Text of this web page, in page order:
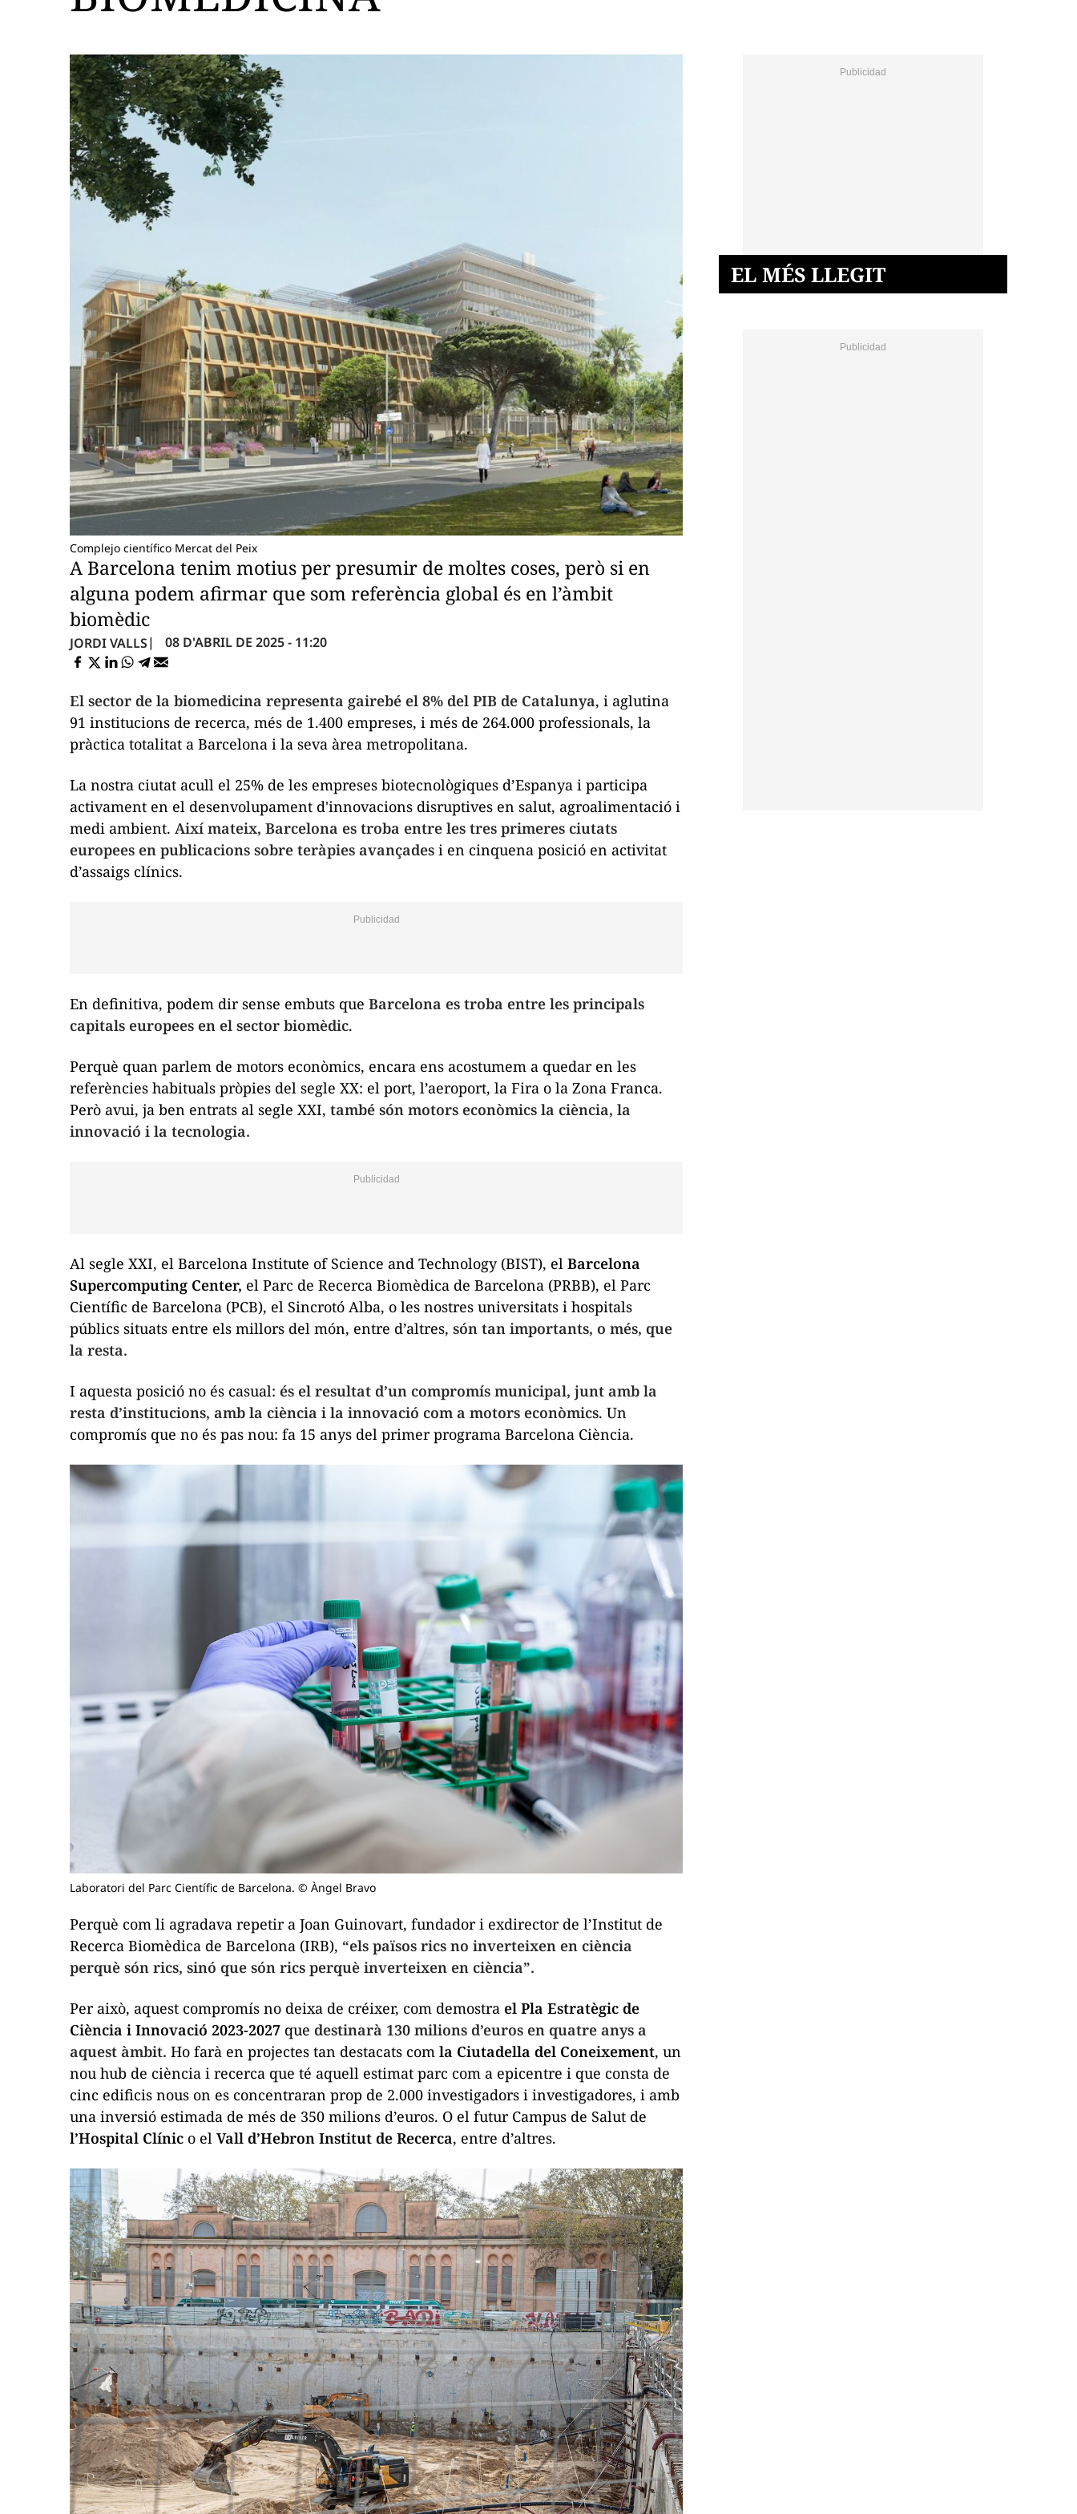
Complejo científico Mercat del Peix
A Barcelona tenim motius per presumir de moltes coses, però si en
alguna podem afirmar que som referència global és en l’àmbit
biomèdic
JORDI VALLS 08 D'ABRIL DE 2025 - 11:20
El sector de la biomedicina representa gairebé el 8% del PIB de Catalunya, i aglutina
91 institucions de recerca, més de 1.400 empreses, i més de 264.000 professionals, la
pràctica totalitat a Barcelona i la seva àrea metropolitana.
La nostra ciutat acull el 25% de les empreses biotecnològiques d’Espanya i participa
activament en el desenvolupament d'innovacions disruptives en salut, agroalimentació i
medi ambient. Així mateix, Barcelona es troba entre les tres primeres ciutats
europees en publicacions sobre teràpies avançades i en cinquena posició en activitat
d’assaigs clínics.
En definitiva, podem dir sense embuts que Barcelona es troba entre les principals
capitals europees en el sector biomèdic.
Perquè quan parlem de motors econòmics, encara ens acostumem a quedar en les
referències habituals pròpies del segle XX: el port, l’aeroport, la Fira o la Zona Franca.
Però avui, ja ben entrats al segle XXI, també són motors econòmics la ciència, la
innovació i la tecnologia.
Al segle XXI, el Barcelona Institute of Science and Technology (BIST), el Barcelona
Supercomputing Center, el Parc de Recerca Biomèdica de Barcelona (PRBB), el Parc
Científic de Barcelona (PCB), el Sincrotó Alba, o les nostres universitats i hospitals
públics situats entre els millors del món, entre d’altres, són tan importants, o més, que
la resta.
I aquesta posició no és casual: és el resultat d’un compromís municipal, junt amb la
resta d’institucions, amb la ciència i la innovació com a motors econòmics. Un
compromís que no és pas nou: fa 15 anys del primer programa Barcelona Ciència.
Laboratori del Parc Científic de Barcelona. © Àngel Bravo
Perquè com li agradava repetir a Joan Guinovart, fundador i exdirector de l’Institut de
Recerca Biomèdica de Barcelona (IRB), “els països rics no inverteixen en ciència
perquè són rics, sinó que són rics perquè inverteixen en ciència”.
Per això, aquest compromís no deixa de créixer, com demostra el Pla Estratègic de
Ciència i Innovació 2023-2027 que destinarà 130 milions d’euros en quatre anys a
aquest àmbit. Ho farà en projectes tan destacats com la Ciutadella del Coneixement, un
nou hub de ciència i recerca que té aquell estimat parc com a epicentre i que consta de
cinc edificis nous on es concentraran prop de 2.000 investigadors i investigadores, i amb
una inversió estimada de més de 350 milions d’euros. O el futur Campus de Salut de
l’Hospital Clínic o el Vall d’Hebron Institut de Recerca, entre d’altres.
EL MÉS LLEGIT